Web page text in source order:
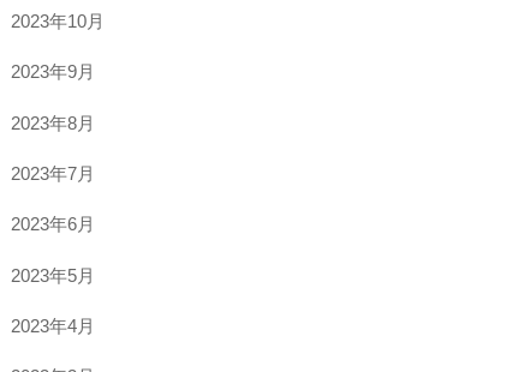
2023年10月
2023年9月
2023年8月
2023年7月
2023年6月
2023年5月
2023年4月